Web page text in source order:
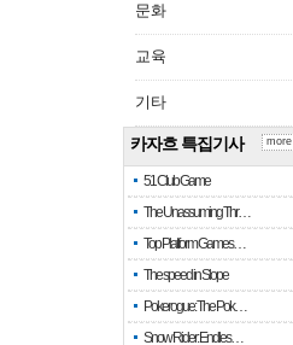
문화
교육
기타
카자흐 특집기사
51 Club Game
The Unassuming Thr…
Top Platform Games…
The speed in Slope
Pokerogue: The Pok…
Snow Rider: Endles…
more